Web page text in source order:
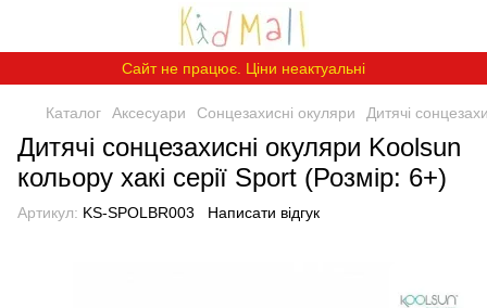
Сайт не працює. Ціни неактуальні
Каталог Аксесуари Сонцезахисні окуляри Дитячі
Дитячі сонцезахисні окуляри Koolsun
кольору хакі серії Sport (Розмір: 6+)
Артикул: KS-SPOLBR003 Написати відгук